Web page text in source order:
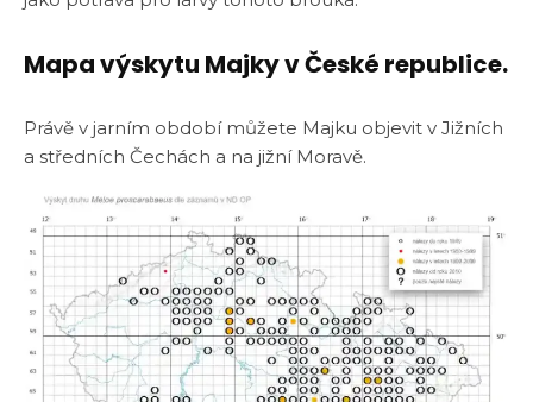
Mapa výskytu Majky v České republice.
Právě v jarním období můžete Majku objevit v Jižních
a středních Čechách a na jižní Moravě.